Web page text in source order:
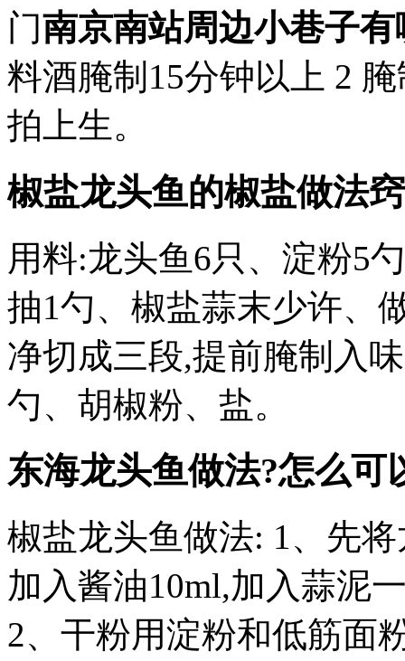
门南京南站周边小巷子有
料酒腌制15分钟以上 2
拍上生。
椒盐龙头鱼的椒盐做法
用料:龙头鱼6只、淀粉5
抽1勺、椒盐蒜末少许、
净切成三段,提前腌制入
勺、胡椒粉、盐。
东海龙头鱼做法?怎么可
椒盐龙头鱼做法: 1、先
加入酱油10ml,加入蒜泥
2、干粉用淀粉和低筋面